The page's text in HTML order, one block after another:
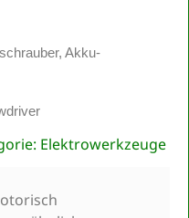
Akku-
Elektrowerkzeuge